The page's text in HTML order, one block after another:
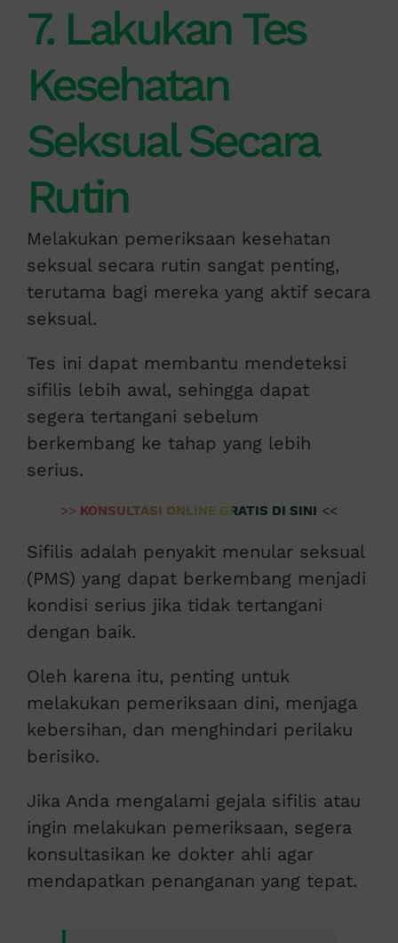
7. Lakukan Tes
Kesehatan
Seksual Secara
Rutin
Melakukan pemeriksaan kesehatan
seksual secara rutin sangat penting,
terutama bagi mereka yang aktif secara
seksual.
Tes ini dapat membantu mendeteksi
sifilis lebih awal, sehingga dapat
segera tertangani sebelum
berkembang ke tahap yang lebih
serius.
>> KONSULTASI ONLINE GRATIS DI SINI <<
Sifilis adalah penyakit menular seksual
(PMS) yang dapat berkembang menjadi
kondisi serius jika tidak tertangani
dengan baik.
Oleh karena itu, penting untuk
melakukan pemeriksaan dini, menjaga
kebersihan, dan menghindari perilaku
berisiko.
Jika Anda mengalami gejala sifilis atau
ingin melakukan pemeriksaan, segera
konsultasikan ke dokter ahli agar
mendapatkan penanganan yang tepat.